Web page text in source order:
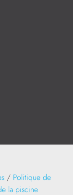
/ Politique de
la piscine